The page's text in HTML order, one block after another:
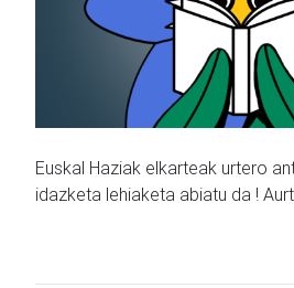
Euskal Haziak elkarteak urtero
idazketa lehiaketa abiatu da !